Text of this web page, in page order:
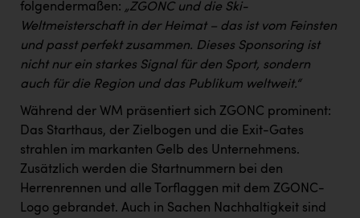
folgendermaßen: „ZGONC und die Ski-
Weltmeisterschaft in der Heimat – das ist vom Feinsten
und passt perfekt zusammen. Dieses Sponsoring ist
nicht nur ein starkes Signal für den Sport, sondern
auch für die Region und das Publikum weltweit.“
Während der WM präsentiert sich ZGONC prominent:
Das Starthaus, der Zielbogen und die Exit-Gates
strahlen im markanten Gelb des Unternehmens.
Zusätzlich werden die Startnummern bei den
Herrenrennen und alle Torflaggen mit dem ZGONC-
Logo gebrandet. Auch in Sachen Nachhaltigkeit sind